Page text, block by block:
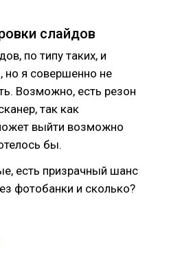
слайдов
по типу таких, и
но я совершенно не
Возможно, есть резон
так как
выйти возможно
бы.
есть призрачный шанс
фотобанки и сколько?